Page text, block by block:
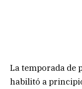
La temporada de
habilitó a